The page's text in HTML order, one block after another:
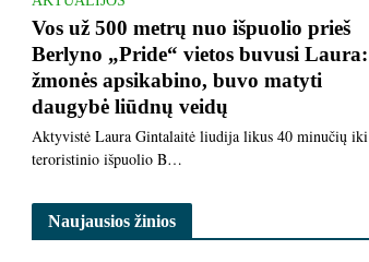
Vos už 500 metrų nuo išpuolio prieš
Berlyno „Pride“ vietos buvusi Laura:
žmonės apsikabino, buvo matyti
daugybė liūdnų veidų
Aktyvistė Laura Gintalaitė liudija likus 40 minučių iki
teroristinio išpuolio B…
Naujausios žinios